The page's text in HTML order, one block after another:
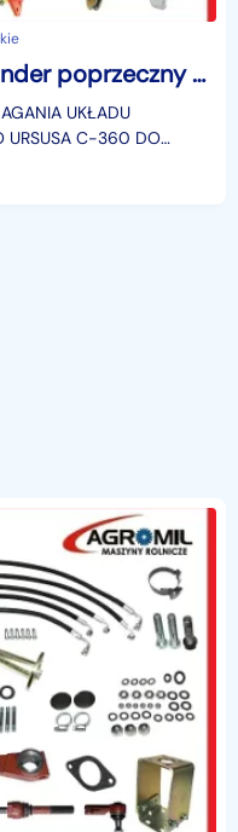
Wspomaganie C360 cylinder poprzeczny oś płaska napęd z wału
UKŁADU
URSUSA C-360 DO
wspomaganie